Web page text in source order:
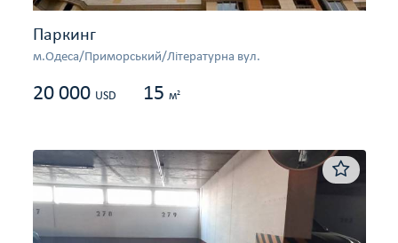
Паркинг
м.Одеса/Приморський/Літературна вул.
20 000 USD 15 м2